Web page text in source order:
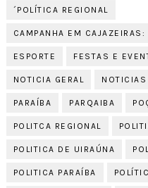
´POLÍTICA REGIONAL
CAMPANHA EM
ESPORTE FESTAS E
NOTICIA GERAL
PARAÍBA PARQAIBA
POLITCA REGIONAL
POLITICA DE UIRAÚNA
POLITICA PARAÍBA